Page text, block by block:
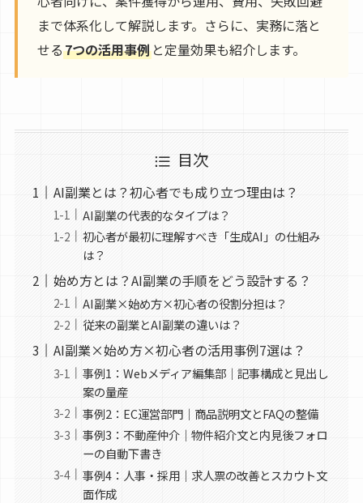
まで体系化して解説します。さらに、実務に落と
せる7つの活用事例と定量効果も紹介します。
目次
AI副業とは？初心者でも成り立つ理由は？
AI副業の代表的なタイプは？
初心者が最初に理解すべき「生成AI」の仕組み
は？
始め方とは？AI副業の手順をどう設計する？
AI副業×始め方×初心者の役割分担は？
従来の副業とAI副業の違いは？
AI副業×始め方×初心者の活用事例7選は？
事例1：Webメディア編集部｜記事構成と見出し
案の量産
事例2：EC運営部門｜商品説明文とFAQの整備
事例3：不動産仲介｜物件紹介文と内見後フォロ
ーの自動下書き
事例4：人事・採用｜求人票の改善とスカウト文
面作成